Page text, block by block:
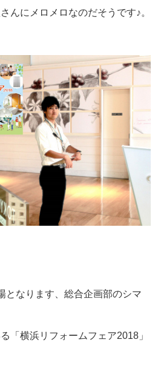
・事業所案内
んにメロメロなのだそうです♪。
となります、総合企画部のシマ
「横浜リフォームフェア2018」